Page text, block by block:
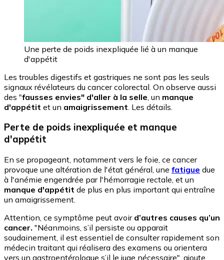
Une perte de poids inexpliquée lié à un manque
d'appétit
Les troubles digestifs et gastriques ne sont pas les seuls
signaux révélateurs du cancer colorectal. On observe aussi
des "fausses envies" d'aller à la selle , un manque
d'appétit et un amaigrissement . Les détails.
Perte de poids inexpliquée et manque
d'appétit
En se propageant, notamment vers le foie, ce cancer
provoque une altération de l'état général, une fatigue due
à l'anémie engendrée par l'hémorragie rectale, et un
manque d'appétit de plus en plus important qui entraîne
un amaigrissement.
Attention, ce symptôme peut avoir d’autres causes qu’un
cancer. "Néanmoins, s’il persiste ou apparait
soudainement, il est essentiel de consulter rapidement son
médecin traitant qui réalisera des examens ou orientera
vers un gastroentérologue s’il le juge nécessaire", ajoute